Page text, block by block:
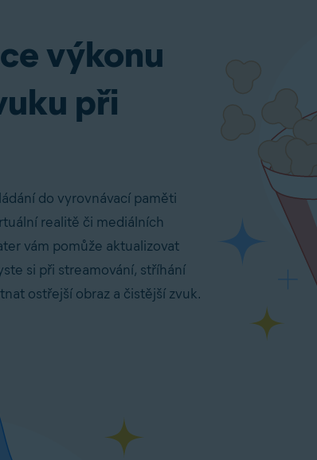
výkonu
při
do vyrovnávací paměti
realitě či mediálních
vám pomůže aktualizovat
si při streamování, stříhání
ostřejší obraz a čistější zvuk.